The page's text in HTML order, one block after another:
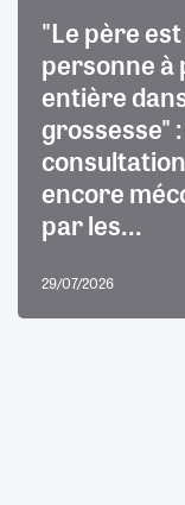
"Le père
personne à
entière
grossesse"
encore
par les...
29/07/2026